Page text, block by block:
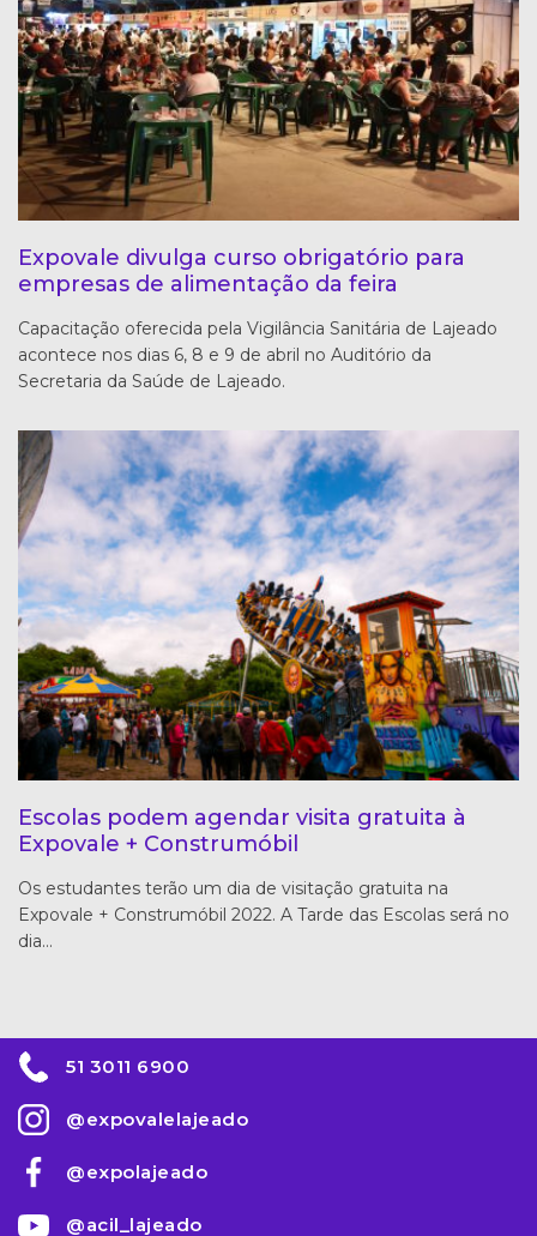
Expovale divulga curso obrigatório para
empresas de alimentação da feira
Capacitação oferecida pela Vigilância Sanitária de Lajeado
acontece nos dias 6, 8 e 9 de abril no Auditório da
Secretaria da Saúde de Lajeado.
Escolas podem agendar visita gratuita à
Expovale + Construmóbil
Os estudantes terão um dia de visitação gratuita na
Expovale + Construmóbil 2022. A Tarde das Escolas será no
dia…
51 3011 6900
@expovalelajeado
@expolajeado
@acil_lajeado